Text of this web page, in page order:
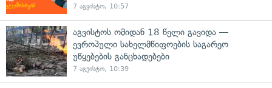
7 აგვისტო, 10:57
აგვისტოს ომიდან 18 წელი გავიდა —
ევროპული სახელმწიფოების საგარეო
უწყებების განცხადებები
7 აგვისტო, 10:39